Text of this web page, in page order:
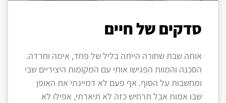
סדקים של חיים
אותה שבת שחורה הייתה בליל של פחד, אימה וחרדה.
הסכנה והמוות הפגישו אותי עם המקומות היציריים שבי
ומחשבות על הסוף. אף פעם לא דמיינתי את האופן
שבו אמות אבל תרחיש כזה לא תיארתי, אפילו לא